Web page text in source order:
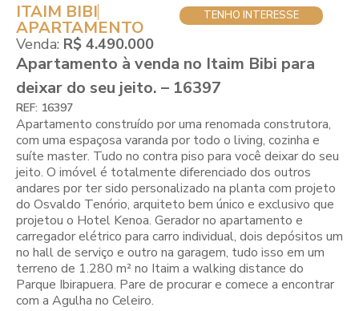
ITAIM BIBI
APARTAMENTO
Venda: R$ 4.490.000
TENHO INTERESSE
Apartamento à venda no Itaim Bibi para
deixar do seu jeito. – 16397
REF: 16397
Apartamento construído por uma renomada construtora,
com uma espaçosa varanda por todo o living, cozinha e
suíte master. Tudo no contra piso para você deixar do seu
jeito. O imóvel é totalmente diferenciado dos outros
andares por ter sido personalizado na planta com projeto
do Osvaldo Tenório, arquiteto bem único e exclusivo que
projetou o Hotel Kenoa. Gerador no apartamento e
carregador elétrico para carro individual, dois depósitos um
no hall de serviço e outro na garagem, tudo isso em um
terreno de 1.280 m² no Itaim a walking distance do
Parque Ibirapuera. Pare de procurar e comece a encontrar
com a Agulha no Celeiro.